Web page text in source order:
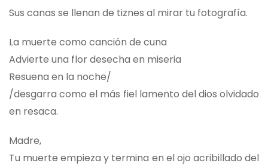
Sus canas se llenan de tiznes al mirar tu fotografía.
La muerte como canción de cuna
Advierte una flor desecha en miseria
Resuena en la noche/
/desgarra como el más fiel lamento del dios olvidado
en resaca.
Madre,
Tu muerte empieza y termina en el ojo acribillado del